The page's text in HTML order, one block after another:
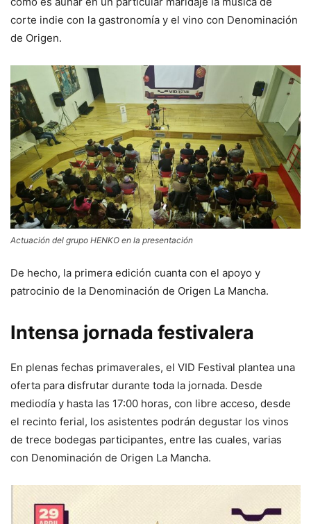
corte indie con la gastronomía y el vino con Denominación
de Origen.
Actuación del grupo HENKO en la presentación
De hecho, la primera edición cuanta con el apoyo y
patrocinio de la Denominación de Origen La Mancha.
Intensa jornada festivalera
En plenas fechas primaverales, el VID Festival plantea una
oferta para disfrutar durante toda la jornada. Desde
mediodía y hasta las 17:00 horas, con libre acceso, desde
el recinto ferial, los asistentes podrán degustar los vinos
de trece bodegas participantes, entre las cuales, varias
con Denominación de Origen La Mancha.